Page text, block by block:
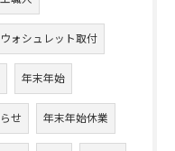
ウォシュレット取付
年末年始
せ 年末年始休業